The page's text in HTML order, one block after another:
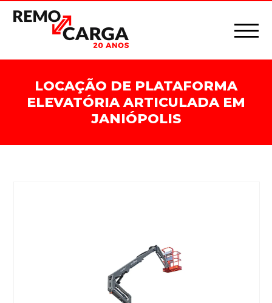
LOCAÇÃO DE PLATAFORMA
ELEVATÓRIA ARTICULADA EM
JANIÓPOLIS